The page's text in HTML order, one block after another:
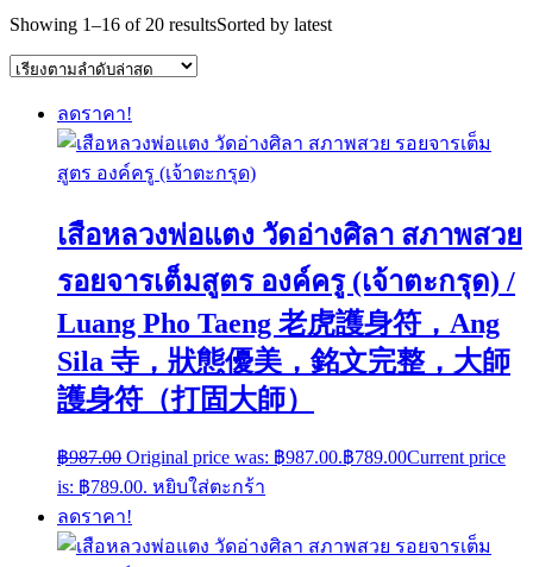
Showing 1–16 of 20 resultsSorted by latest
ลดราคา!
เสือหลวงพ่อแตง วัดอ่างศิลา สภาพสวย
รอยจารเต็มสูตร องค์ครู (เจ้าตะกรุด) /
Luang Pho Taeng 老虎護身符，Ang
Sila 寺，狀態優美，銘文完整，大師
護身符（打固大師）
฿987.00 Original price was: ฿987.00.฿789.00Current price
is: ฿789.00. หยิบใส่ตะกร้า
ลดราคา!